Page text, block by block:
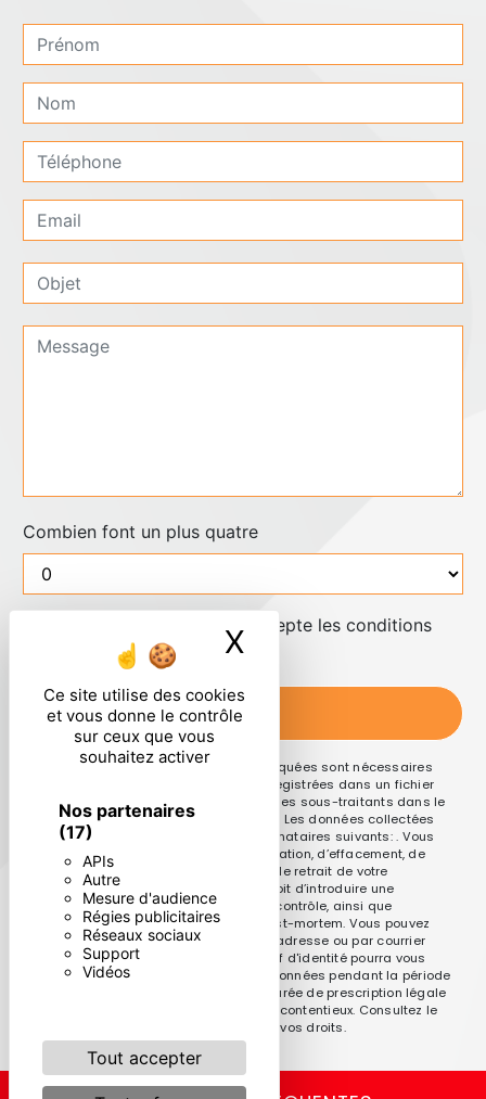
Ce site utilise des cookies
et vous donne le contrôle
sur ceux que vous
souhaitez activer
Nos partenaires
(17)
APIs
Autre
Mesure d'audience
Régies publicitaires
Réseaux sociaux
Support
Vidéos
Tout accepter
X Masquer le
Combien font un plus quatre
En cochant cette case, j'accepte les conditions
particulières ci-dessous **
ENVOYER
** Les données personnelles communiquées sont nécessaires
aux fins de vous contacter et sont enregistrées dans un fichier
informatisé. Elles sont destinées à et ses sous-traitants dans le
seul but de répondre à votre message. Les données collectées
seront communiquées aux seuls destinataires suivants: . Vous
disposez de droits d’accès, de rectification, d’effacement, de
portabilité, de limitation, d’opposition, de retrait de votre
consentement à tout moment et du droit d’introduire une
réclamation auprès d’une autorité de contrôle, ainsi que
d’organiser le sort de vos données post-mortem. Vous pouvez
exercer ces droits par voie postale à l'adresse ou par courrier
électronique à l'adresse . Un justificatif d'identité pourra vous
être demandé. Nous conservons vos données pendant la période
de prise de contact puis pendant la durée de prescription légale
aux fins probatoires et de gestion des contentieux. Consultez le
site cnil.fr pour plus d’informations sur vos droits.